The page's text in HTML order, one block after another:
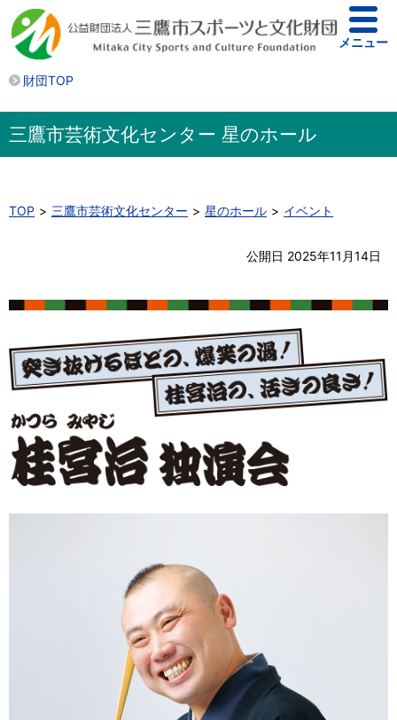
財団TOP
メニュー
三鷹市芸術文化センター 星のホール
TOP 三鷹市芸術文化センター 星のホール イベント
公開日 2025年11月14日